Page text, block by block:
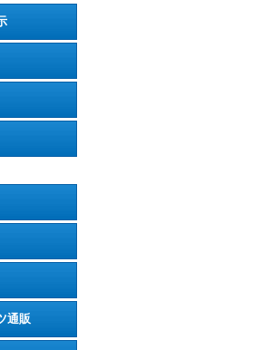
通販